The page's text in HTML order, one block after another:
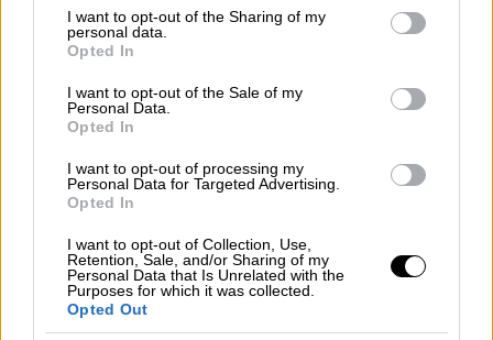
not limited to your visit or usage behaviour. You may click to
grant or deny consent to Google and its third-party tags to
use your data for below specified purposes in below Google
consent section.
I want to opt-out of the Sharing of my
personal data.
Opted In
I want to opt-out of the Sale of my
Personal Data.
Opted In
I want to opt-out of processing my
Personal Data for Targeted Advertising.
Opted In
I want to opt-out of Collection, Use,
Retention, Sale, and/or Sharing of my
Personal Data that Is Unrelated with the
Purposes for which it was collected.
Opted Out
Άποψη της κατεστραμμένης πόλης. Διακρίνεται η Αγία
Παρασκευή και δύο τζαμιά. (Συλλογή Αντ. Μα?λλη)